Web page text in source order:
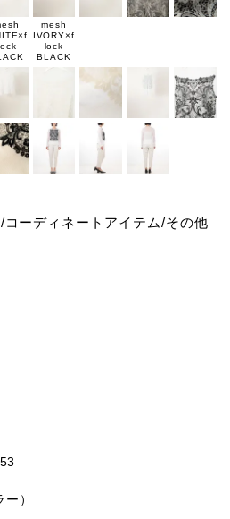
mesh
IVORY×f
lock
BLACK
ーディネートアイテム/その他
）